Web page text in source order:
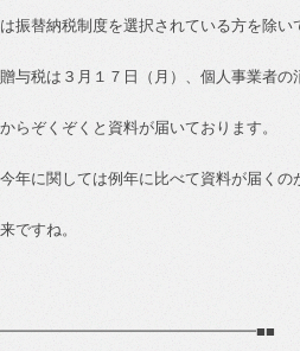
振替納税制度を選択されている方を除い
与税は３月１７日（月）、個人事業者の
らぞくぞくと資料が届いております。
年に関しては例年に比べて資料が届くの
ですね。
■■